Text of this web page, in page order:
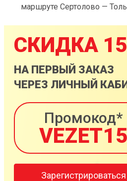
маршруте Сертолово —
СКИДКА
НА ПЕРВЫЙ ЗАКАЗ
ЧЕРЕЗ ЛИЧНЫЙ
Промокод*
VEZET15
Зарегистрироваться